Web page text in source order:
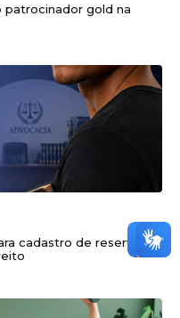
patrocinador gold na
cadastro de reserva de